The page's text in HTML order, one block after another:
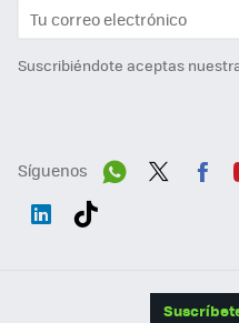
Suscribiéndote aceptas
Síguenos